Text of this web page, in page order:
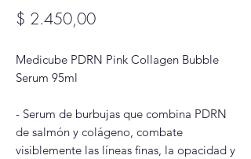
$ 2.450,00Precio
Medicube PDRN Pink Collagen Bubble
Serum 95ml
- Serum de burbujas que combina PDRN
de salmón y colágeno, combate
visiblemente las líneas finas, la opacidad y